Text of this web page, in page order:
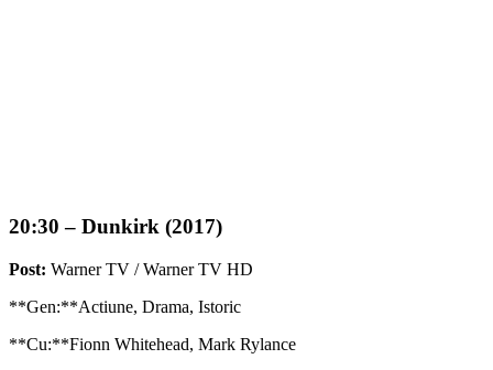
20:30 – Dunkirk (2017)
Post: Warner TV / Warner TV HD
**Gen:**Actiune, Drama, Istoric
**Cu:**Fionn Whitehead, Mark Rylance